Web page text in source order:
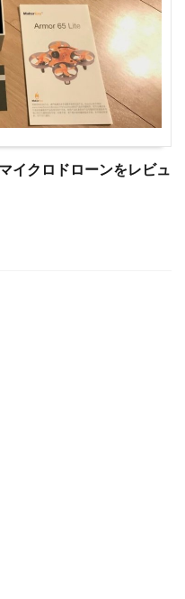
クロドローンをレビュ